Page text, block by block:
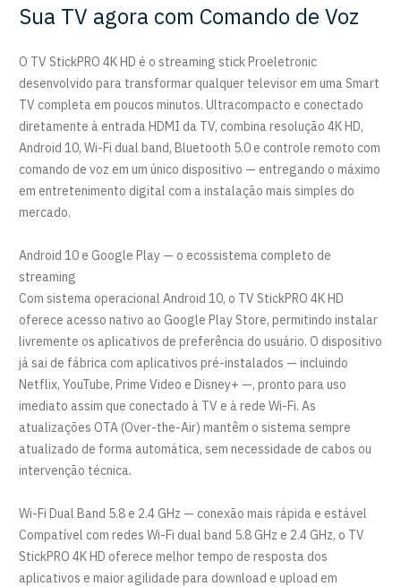
Sua TV agora com Comando de Voz
O TV StickPRO 4K HD é o streaming stick Proeletronic
desenvolvido para transformar qualquer televisor em uma Smart
TV completa em poucos minutos. Ultracompacto e conectado
diretamente à entrada HDMI da TV, combina resolução 4K HD,
Android 10, Wi-Fi dual band, Bluetooth 5.0 e controle remoto com
comando de voz em um único dispositivo — entregando o máximo
em entretenimento digital com a instalação mais simples do
mercado.
Android 10 e Google Play — o ecossistema completo de
streaming
Com sistema operacional Android 10, o TV StickPRO 4K HD
oferece acesso nativo ao Google Play Store, permitindo instalar
livremente os aplicativos de preferência do usuário. O dispositivo
já sai de fábrica com aplicativos pré-instalados — incluindo
Netflix, YouTube, Prime Video e Disney+ —, pronto para uso
imediato assim que conectado à TV e à rede Wi-Fi. As
atualizações OTA (Over-the-Air) mantêm o sistema sempre
atualizado de forma automática, sem necessidade de cabos ou
intervenção técnica.
Wi-Fi Dual Band 5.8 e 2.4 GHz — conexão mais rápida e estável
Compatível com redes Wi-Fi dual band 5.8 GHz e 2.4 GHz, o TV
StickPRO 4K HD oferece melhor tempo de resposta dos
aplicativos e maior agilidade para download e upload em